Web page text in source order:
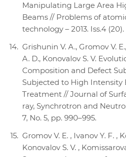
Manipulating Large Area
Beams // Problems of
technology – 2013. Iss.4
Grishunin V. A., Gromov V.
A. D., Konovalov S. V.
Composition and Defect
Subjected to High Intensity
Treatment // Journal of
ray, Synchrotron and
7, No. 5, pp. 990–995.
Gromov V. E. , Ivanov Y. F. ,
Konovalov S. V. ,